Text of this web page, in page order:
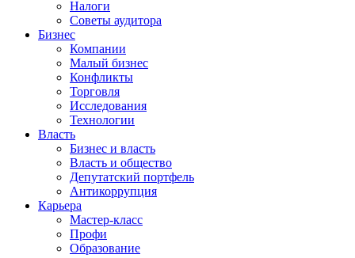
Налоги
Советы аудитора
Бизнес
Компании
Малый бизнес
Конфликты
Торговля
Исследования
Технологии
Власть
Бизнес и власть
Власть и общество
Депутатский портфель
Антикоррупция
Карьера
Мастер-класс
Профи
Образование